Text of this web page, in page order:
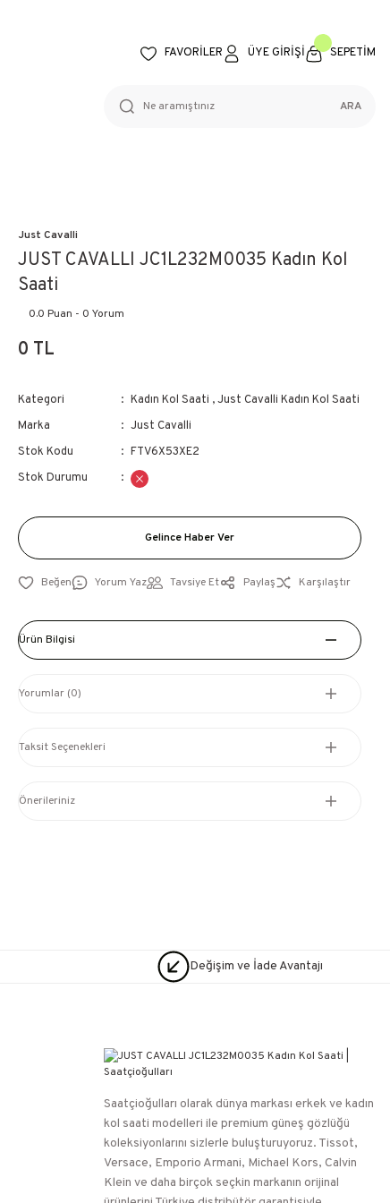
FAVORİLER ÜYE GİRİŞİ SEPETİM
ARA
Just Cavalli
JUST CAVALLI JC1L232M0035 Kadın Kol
Saati
0.0 Puan - 0 Yorum
0 TL
Kategori Kadın Kol Saati ,Just Cavalli Kadın Kol Saati
Marka
Just Cavalli
Stok Kodu
FTV6X53XE2
Stok Durumu
Gelince Haber Ver
Yorum Yaz Tavsiye Et Paylaş Karşılaştır
Ürün Bilgisi
Yorumlar (0)
Taksit Seçenekleri
Önerileriniz
Değişim ve İade Avantajı
Saatçioğulları⁠ olarak dünya markası erkek ve kadın
kol saati modelleri ile premium güneş gözlüğü
koleksiyonlarını sizlerle buluşturuyoruz. Tissot,
Versace, Emporio Armani, Michael Kors, Calvin
Klein ve daha birçok seçkin markanın orijinal